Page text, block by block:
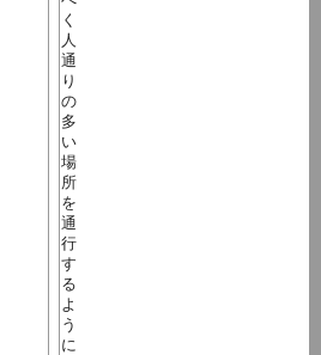
く
人
通
り
の
多
い
場
所
を
通
行
す
る
よ
う
に